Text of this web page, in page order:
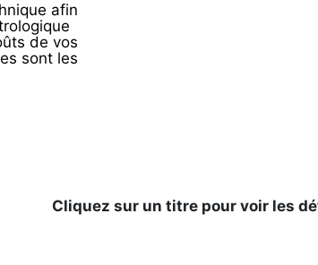
afin
de vos
sont les
Cliquez sur un titre pour voir les